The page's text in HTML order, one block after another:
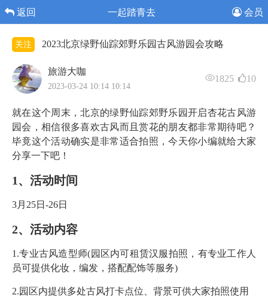
返回 一起踏青去 会员
关注 2023北京绿野仙踪郊野乐园古风游园会攻略
旅游大咖
2023-03-24 10:14 10:14
1825 10
就在这个周末，北京的绿野仙踪郊野乐园开启杏花古风游
园会，相信很多喜欢古风而且赏花的朋友都非常期待吧？
毕竟这个活动确实是非常适合拍照，今天你小编就给大家
分享一下吧！
1、活动时间
3月25日-26日
2、活动内容
1.专业古风造型师(园区内可租赁汉服拍照，有专业工作人
员可提供化妆，编发，搭配配饰等服务)
2.园区内提供多处古风打卡点位、背景可供大家拍照使用